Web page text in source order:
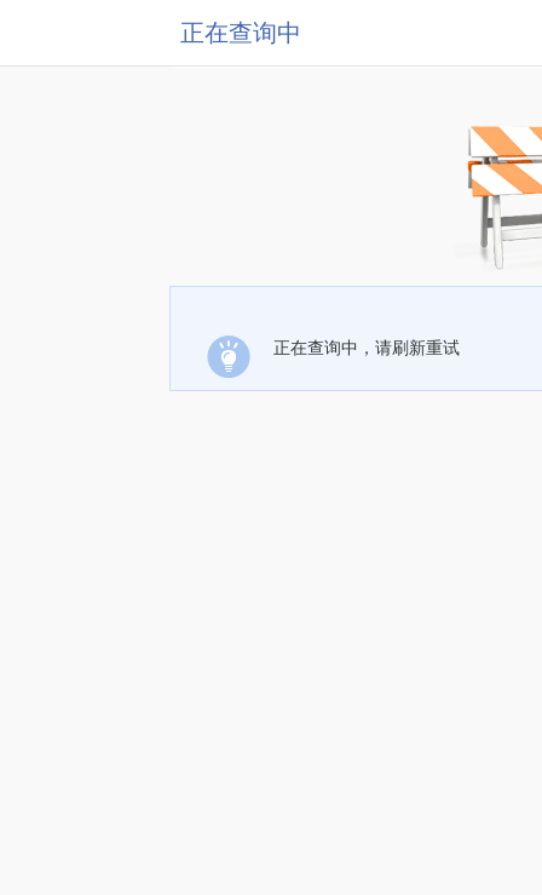
正在查询中
正在查询中，请刷新重试